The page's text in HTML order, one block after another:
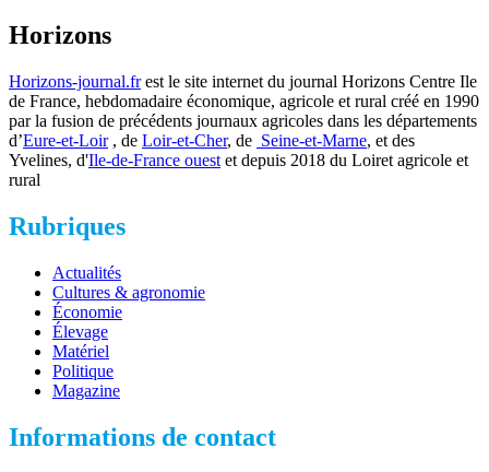
Horizons
Horizons-journal.frest le site internet du journal Horizons Centre Ile
de France, hebdomadaire économique, agricole et rural créé en 1990
par la fusion de précédents journaux agricoles dans les départements
d’Eure-et-Loir, de Loir-et-Cher, de Seine-et-Marne, et des
Yvelines, d'Ile-de-France ouest et depuis 2018 du Loiret agricole et
rural
Rubriques
Actualités
Cultures & agronomie
Économie
Élevage
Matériel
Politique
Magazine
Informations de contact